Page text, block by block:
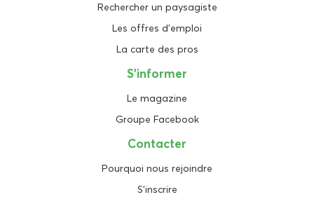
Rechercher un paysagiste
Les offres d'emploi
La carte des pros
S'informer
Le magazine
Groupe Facebook
Contacter
Pourquoi nous rejoindre
S'inscrire